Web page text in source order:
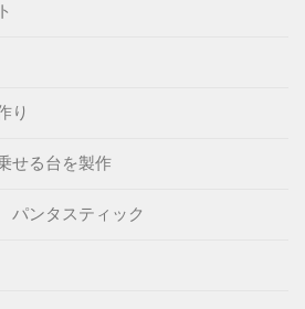
り
せる台を製作
ンタスティック